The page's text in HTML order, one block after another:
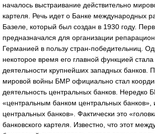
началось выстраивание действительно
картеля. Речь идет о Банке международных
Базеле, который был создан в 1930 году.
предназначался для организации
Германией в пользу стран-победительниц.
некоторое время его главной функцией
деятельности крупнейших западных банков.
мировой войны БМР официально стал
деятельность центральных банков. Нередко
«центральным банком центральных банков»,
центральных банков». Фактически это
банковского картеля. Известно, что этот